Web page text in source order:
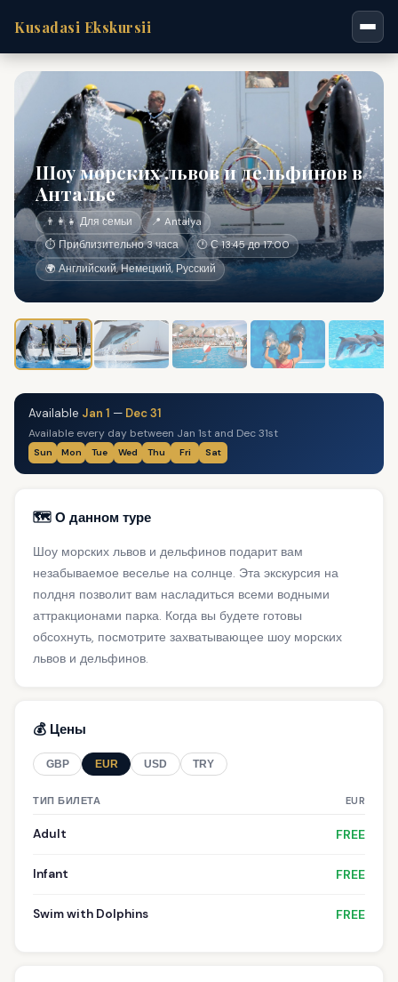
Kusadasi Ekskursii
Шоу морских львов и дельфинов в
Анталье
👨‍👩‍👧 Для семьи
📍 Antalya
⏱ Приблизительно 3 часа
🕐 С 13:45 до 17:00
🌍 Английский, Немецкий, Русский
Available Jan 1 — Dec 31
Available every day between Jan 1st and Dec 31st
Sun Mon Tue Wed Thu Fri Sat
🗺️ О данном туре
Шоу морских львов и дельфинов подарит вам
незабываемое веселье на солнце. Эта экскурсия на
полдня позволит вам насладиться всеми водными
аттракционами парка. Когда вы будете готовы
обсохнуть, посмотрите захватывающее шоу морских
львов и дельфинов.
💰 Цены
GBP EUR USD TRY
ТИП БИЛЕТА EUR
Adult FREE
Infant FREE
Swim with Dolphins FREE